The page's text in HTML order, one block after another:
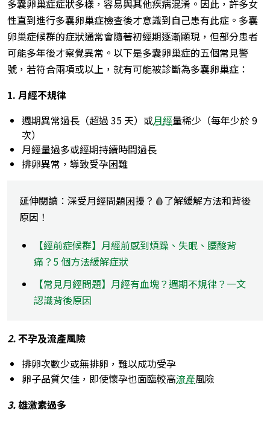
多囊卵巢症症狀多樣，容易與其他疾病混淆。因此，許多女
性直到進行多囊卵巢症檢查後才意識到自己患有此症。多囊
卵巢症候群的症狀通常會隨著初經期逐漸顯現，但部分患者
可能多年後才察覺異常。以下是多囊卵巢症的五個常見警
號，若符合兩項或以上，就有可能被診斷為多囊卵巢症：
1. 月經不規律
週期異常過長（超過 35 天）或月經量稀少（每年少於 9
次）
月經量過多或經期持續時間過長
排卵異常，導致受孕困難
延伸閱讀：深受月經問題困擾？🩸了解緩解方法和背後
原因！
【經前症候群】月經前感到煩躁、失眠、腰酸背
痛？5 個方法緩解症狀
【常見月經問題】月經有血塊？週期不規律？一文
認識背後原因
2.不孕及流產風險
排卵次數少或無排卵，難以成功受孕
卵子品質欠佳，即使懷孕也面臨較高流產風險
3.雄激素過多